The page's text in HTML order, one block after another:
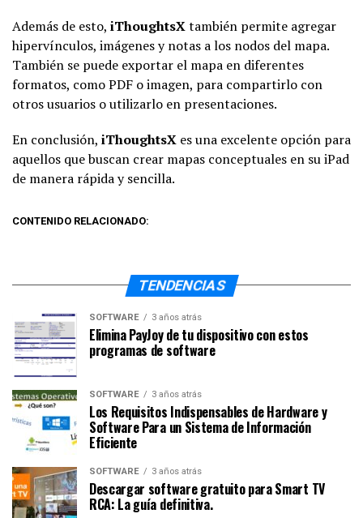
Además de esto, iThoughtsXtambién permite agregar
hipervínculos, imágenes y notas a los nodos del mapa.
También se puede exportar el mapa en diferentes
formatos, como PDF o imagen, para compartirlo con
otros usuarios o utilizarlo en presentaciones.
En conclusión, iThoughtsX es una excelente opción para
aquellos que buscan crear mapas conceptuales en su iPad
de manera rápida y sencilla.
CONTENIDO RELACIONADO:
TENDENCIAS
SOFTWARE 3 años atrás
Elimina PayJoy de tu dispositivo con estos
programas de software
SOFTWARE 3 años atrás
Los Requisitos Indispensables de Hardware y
Software Para un Sistema de Información
Eficiente
SOFTWARE 3 años atrás
Descargar software gratuito para Smart TV
RCA: La guía definitiva.